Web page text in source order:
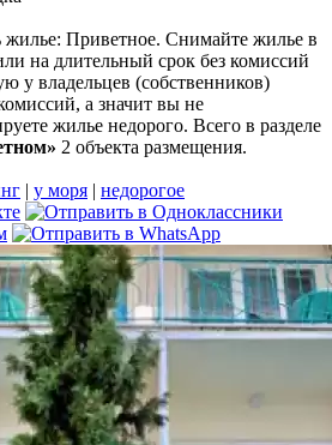
Приветное. Снимайте жилье в
на длительный срок без комиссий
у владельцев (собственников)
а значит вы не
жилье недорого. Всего в разделе
2 объекта размещения.
| у моря | недорогое